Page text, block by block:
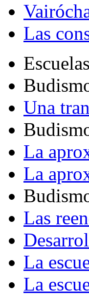
Las
Una
La
La
Las
La
La